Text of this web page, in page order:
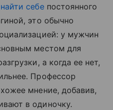
найти себепостоянного
это обычно
у мужчин
местом для
а когда ее нет,
Профессор
мнение, добавив,
в одиночку.